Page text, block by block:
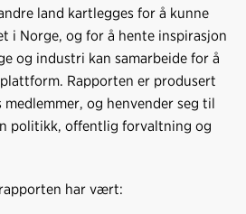
land kartlegges for å kunne
i Norge, og for å hente inspirasjon
og industri kan samarbeide for å
Rapporten er produsert
og henvender seg til
politikk, offentlig forvaltning og
har vært: